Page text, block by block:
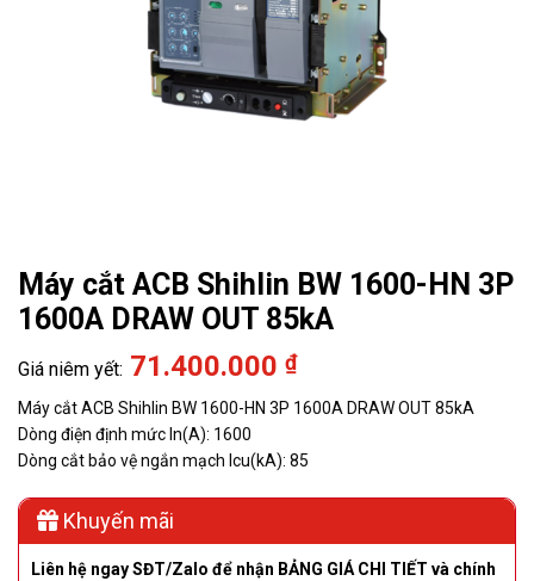
Máy cắt ACB Shihlin BW 1600-HN 3P
1600A DRAW OUT 85kA
71.400.000 ₫
Máy cắt ACB Shihlin BW 1600-HN 3P 1600A DRAW OUT 85kA
Dòng điện định mức In(A): 1600
Dòng cắt bảo vệ ngắn mạch Icu(kA): 85
Khuyến mãi
Liên hệ ngay SĐT/Zalo để nhận BẢNG GIÁ CHI TIẾT và chính